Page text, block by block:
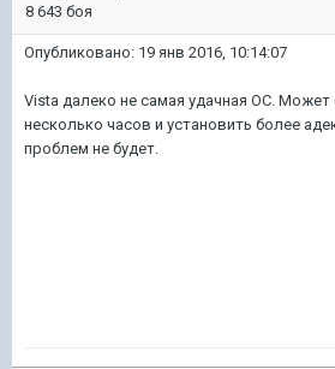
8 643 боя
Опубликовано: 19 янв 2016, 10:14:07
Vista далеко не самая удачная ОС. Может
несколько часов и установить более
проблем не будет.